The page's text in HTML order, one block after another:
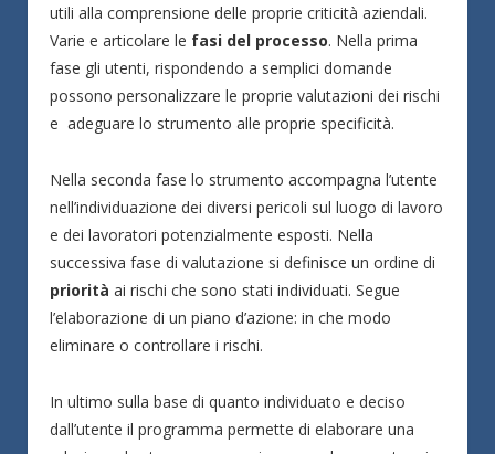
utili alla comprensione delle proprie criticità aziendali.
Varie e articolare le fasi del processo. Nella prima
fase gli utenti, rispondendo a semplici domande
possono personalizzare le proprie valutazioni dei rischi
e adeguare lo strumento alle proprie specificità.
Nella seconda fase lo strumento accompagna l’utente
nell’individuazione dei diversi pericoli sul luogo di lavoro
e dei lavoratori potenzialmente esposti. Nella
successiva fase di valutazione si definisce un ordine di
priorità ai rischi che sono stati individuati. Segue
l’elaborazione di un piano d’azione: in che modo
eliminare o controllare i rischi.
In ultimo sulla base di quanto individuato e deciso
dall’utente il programma permette di elaborare una